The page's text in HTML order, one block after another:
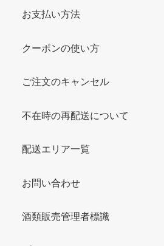
お支払い方法
クーポンの使い方
ご注文のキャンセル
不在時の再配送について
配送エリア一覧
お問い合わせ
酒類販売管理者標識